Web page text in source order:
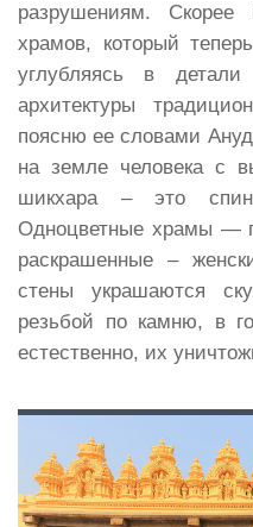
разрушениям.
храмов, который
углубляясь в
архитектуры
поясню ее словами
на земле человека с
шикхара – это
Одноцветные храмы —
раскрашенные –
стены украшаются
резьбой по камню, в
естественно, их